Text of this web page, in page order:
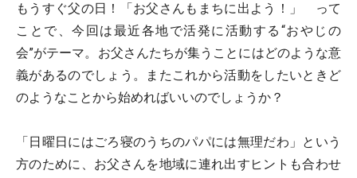
もうすぐ父の日！「お父さんもまちに出よう！」 って
ことで、今回は最近各地で活発に活動する“おやじの
会”がテーマ。お父さんたちが集うことにはどのような意
義があるのでしょう。またこれから活動をしたいときど
のようなことから始めればいいのでしょうか？
「日曜日にはごろ寝のうちのパパには無理だわ」という
方のために、お父さんを地域に連れ出すヒントも合わせ